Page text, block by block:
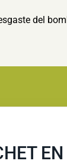
del
EN